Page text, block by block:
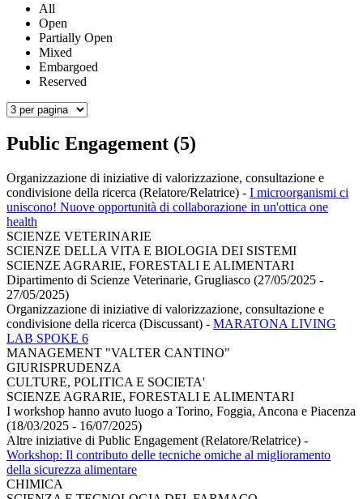
All
Open
Partially Open
Mixed
Embargoed
Reserved
Public Engagement (5)
Organizzazione di iniziative di valorizzazione, consultazione e
condivisione della ricerca (Relatore/Relatrice) - I microorganismi ci
uniscono! Nuove opportunità di collaborazione in un'ottica one
health
SCIENZE VETERINARIE
SCIENZE DELLA VITA E BIOLOGIA DEI SISTEMI
SCIENZE AGRARIE, FORESTALI E ALIMENTARI
Dipartimento di Scienze Veterinarie, Grugliasco (27/05/2025 -
27/05/2025)
Organizzazione di iniziative di valorizzazione, consultazione e
condivisione della ricerca (Discussant) - MARATONA LIVING
LAB SPOKE 6
MANAGEMENT "VALTER CANTINO"
GIURISPRUDENZA
CULTURE, POLITICA E SOCIETA'
SCIENZE AGRARIE, FORESTALI E ALIMENTARI
I workshop hanno avuto luogo a Torino, Foggia, Ancona e Piacenza
(18/03/2025 - 16/07/2025)
Altre iniziative di Public Engagement (Relatore/Relatrice) -
Workshop: Il contributo delle tecniche omiche al miglioramento
della sicurezza alimentare
CHIMICA